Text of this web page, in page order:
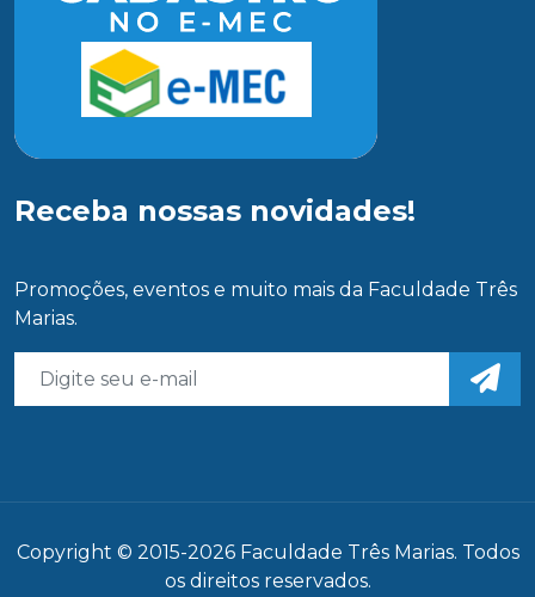
Receba nossas novidades!
Promoções, eventos e muito mais da Faculdade Três
Marias.
Copyright © 2015-2026 Faculdade Três Marias. Todos
os direitos reservados.